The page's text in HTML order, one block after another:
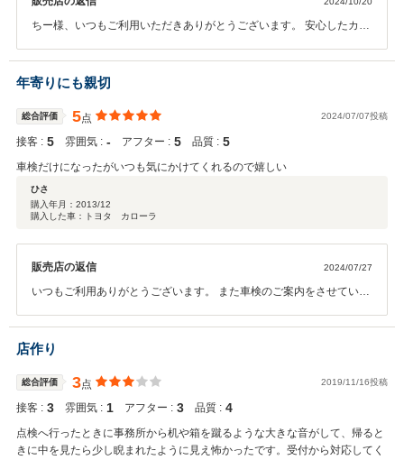
ちー様、いつもご利用いただきありがとうございます。 安心したカー
せて頂ければと思います。 今後ともよろしくお願いいたします。
年寄りにも親切
総合評価 5点 2024/07/07投稿
接客 : 5 雰囲気 : ‐ アフター : 5 品質 : 5
車検だけになったがいつも気にかけてくれるので嬉しい
ひさ
購入年月： 2013/12
購入した車：トヨタ カローラ
販売店の返信 2024/07/27
いつもご利用ありがとうございます。 また車検のご案内をさせていた
店作り
総合評価 3点 2019/11/16投稿
接客 : 3 雰囲気 : 1 アフター : 3 品質 : 4
点検へ行ったときに事務所から机や箱を蹴るような大きな音がして、帰ると
きに中を見たら少し睨まれたように見え怖かったです。受付から対応してく